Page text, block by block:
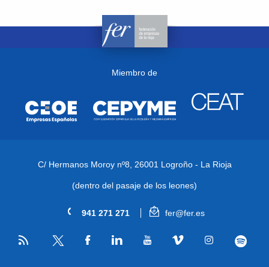
Miembro de
C/ Hermanos Moroy nº8, 26001 Logroño - La Rioja
(dentro del pasaje de los leones)
941 271 271 fer@fer.es
RSS